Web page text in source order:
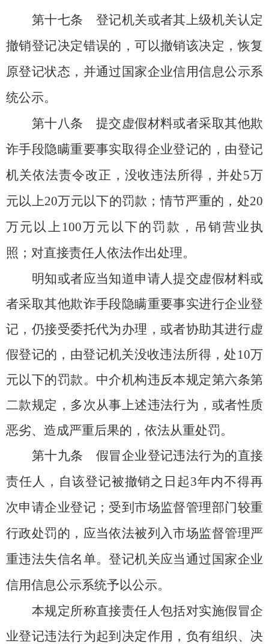
第十七条 登记机关或者其上级机关认定
撤销登记决定错误的，可以撤销该决定，恢复
原登记状态，并通过国家企业信用信息公示系
统公示。
第十八条 提交虚假材料或者采取其他欺
诈手段隐瞒重要事实取得企业登记的，由登记
机关依法责令改正，没收违法所得，并处5万
元以上20万元以下的罚款；情节严重的，处20
万元以上100万元以下的罚款，吊销营业执
照；对直接责任人依法作出处理。
明知或者应当知道申请人提交虚假材料或
者采取其他欺诈手段隐瞒重要事实进行企业登
记，仍接受委托代为办理，或者协助其进行虚
假登记的，由登记机关没收违法所得，处10万
元以下的罚款。中介机构违反本规定第六条第
二款规定，多次从事上述违法行为，或者性质
恶劣、造成严重后果的，依法从重处罚。
第十九条 假冒企业登记违法行为的直接
责任人，自该登记被撤销之日起3年内不得再
次申请企业登记；受到市场监督管理部门较重
行政处罚的，应当依法被列入市场监督管理严
重违法失信名单。登记机关应当通过国家企业
信用信息公示系统予以公示。
本规定所称直接责任人包括对实施假冒企
业登记违法行为起到决定作用，负有组织、决